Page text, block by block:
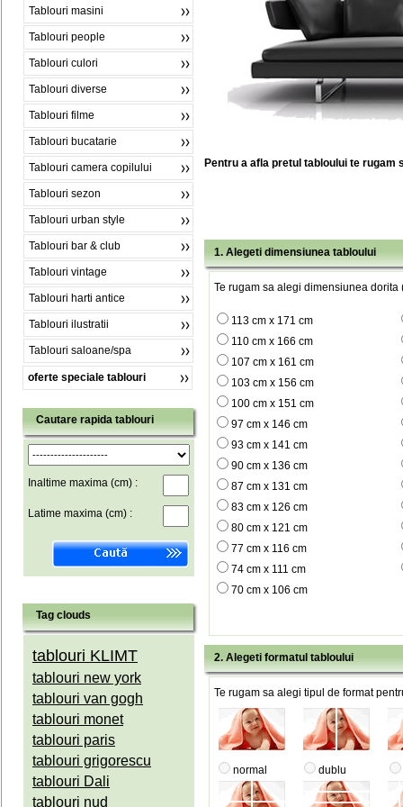
Tablouri masini
Tablouri people
Tablouri culori
Tablouri diverse
Tablouri filme
Tablouri bucatarie
Tablouri camera copilului
Tablouri sezon
Tablouri urban style
Tablouri bar & club
Tablouri vintage
Tablouri harti antice
Tablouri ilustratii
Tablouri saloane/spa
oferte speciale tablouri
Cautare rapida tablouri
Inaltime maxima (cm) :
Latime maxima (cm) :
Tag clouds
tablouri KLIMT
tablouri new york
tablouri van gogh
tablouri monet
tablouri paris
tablouri grigorescu
tablouri Dali
tablouri nud
Pentru a afla pretul tabloului te rugam
1. Alegeti dimensiunea tabloului
Te rugam sa alegi dimensiunea dorita
113 cm x 171 cm
110 cm x 166 cm
107 cm x 161 cm
103 cm x 156 cm
100 cm x 151 cm
97 cm x 146 cm
93 cm x 141 cm
90 cm x 136 cm
87 cm x 131 cm
83 cm x 126 cm
80 cm x 121 cm
77 cm x 116 cm
74 cm x 111 cm
70 cm x 106 cm
2. Alegeti formatul tabloului
Te rugam sa alegi tipul de format
normal dublu